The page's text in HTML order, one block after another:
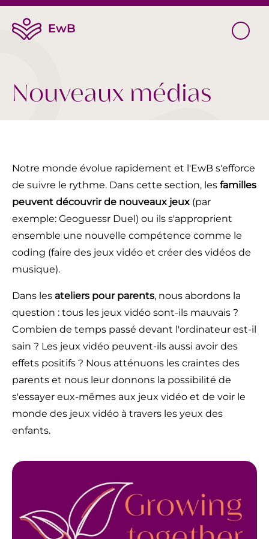
Nouveaux médias
Notre monde évolue rapidement et l'EwB s'efforce
de suivre le rythme. Dans cette section, les familles
peuvent découvrir de nouveaux jeux (par
exemple: Geoguessr Duel) ou ils s'approprient
ensemble une nouvelle compétence comme le
coding (faire des jeux vidéo et créer des vidéos de
musique).
Dans les ateliers pour parents, nous abordons la
question : tous les jeux vidéo sont-ils mauvais ?
Combien de temps passé devant l'ordinateur est-il
sain ? Les jeux vidéo peuvent-ils aussi avoir des
effets positifs ? Nous atténuons les craintes des
parents et nous leur donnons la possibilité de
s'essayer eux-mêmes aux jeux vidéo et de voir le
monde des jeux vidéo à travers les yeux des
enfants.